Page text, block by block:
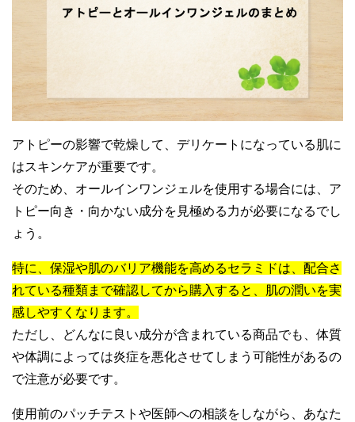
アトピーの影響で乾燥して、デリケートになっている肌に
はスキンケアが重要です。
そのため、オールインワンジェルを使用する場合には、ア
トピー向き・向かない成分を見極める力が必要になるでし
ょう。
特に、保湿や肌のバリア機能を高めるセラミドは、配合さ
れている種類まで確認してから購入すると、肌の潤いを実
感しやすくなります。
ただし、どんなに良い成分が含まれている商品でも、体質
や体調によっては炎症を悪化させてしまう可能性があるの
で注意が必要です。
使用前のパッチテストや医師への相談をしながら、あなた